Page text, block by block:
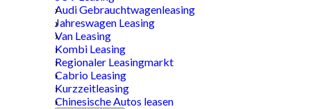
Audi Gebrauchtwagenleasing
Jahreswagen Leasing
Van Leasing
Kombi Leasing
Regionaler Leasingmarkt
Cabrio Leasing
Kurzzeitleasing
Chinesische Autos leasen